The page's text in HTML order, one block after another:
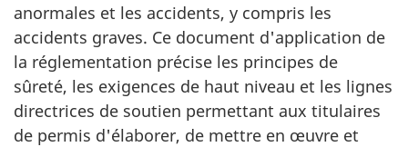
anormales et les accidents, y compris les
accidents graves. Ce document d'application de
la réglementation précise les principes de
sûreté, les exigences de haut niveau et les lignes
directrices de soutien permettant aux titulaires
de permis d'élaborer, de mettre en œuvre et